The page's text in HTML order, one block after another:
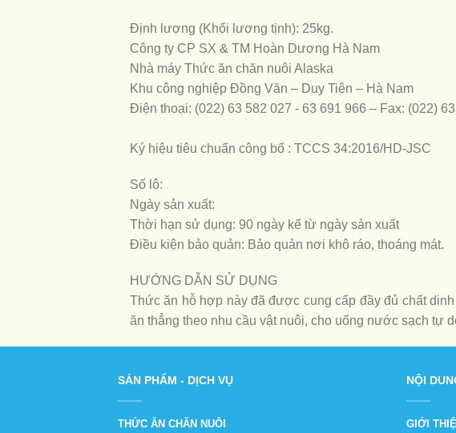
Định lượng (Khối lượng tịnh): 25kg.
Công ty CP SX & TM Hoàn Dương Hà Nam
Nhà máy Thức ăn chăn nuôi Alaska
Khu công nghiệp Đồng Văn – Duy Tiên – Hà Nam
Điện thoại: (022) 63 582 027 - 63 691 966 – Fax: (022)
Ký hiệu tiêu chuẩn công bố : TCCS 34:2016/HD-JSC
Số lô:
Ngày sản xuất:
Thời hạn sử dụng: 90 ngày kể từ ngày sản xuất
Điều kiện bảo quản: Bảo quản nơi khô ráo, thoáng mát.
HƯỚNG DẪN SỬ DỤNG
Thức ăn hỗ hợp này đã được cung cấp đầy đủ chất
ăn thẳng theo nhu cầu vật nuôi, cho uống nước sạch tự
SẢN PHẨM - DỊCH VỤ
THỨC ĂN CHĂN NUÔI
NỘI
GIỚI